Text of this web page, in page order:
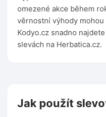
omezené akce během
věrnostní výhody
Kodyo.cz snadno
slevách na Herbatica.cz.
Jak použít